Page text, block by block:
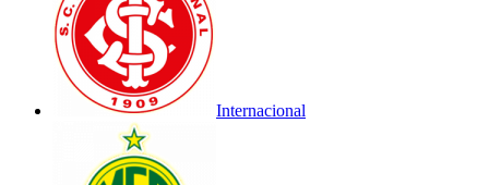
Internacional